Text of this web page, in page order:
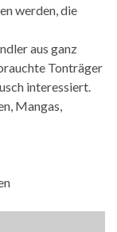
werden, die
aus ganz
Tonträger
interessiert.
Mangas,